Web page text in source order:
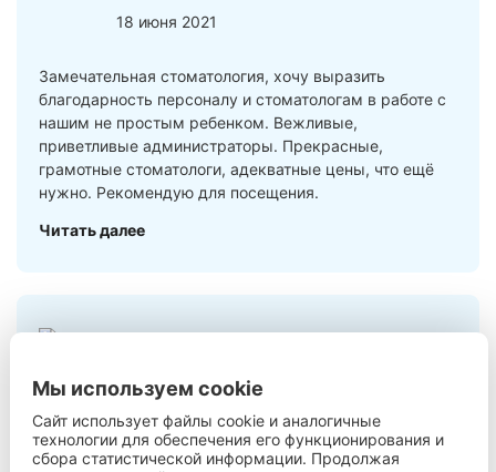
18 июня 2021
Замечательная стоматология, хочу выразить
благодарность персоналу и стоматологам в работе с
нашим не простым ребенком. Вежливые,
приветливые администраторы. Прекрасные,
грамотные стоматологи, адекватные цены, что ещё
нужно. Рекомендую для посещения.
Читать далее
Алексей Р.
21 марта 2022
Мы используем cookie
Сайт использует файлы cookie и аналогичные
технологии для обеспечения его функционирования и
сбора статистической информации. Продолжая